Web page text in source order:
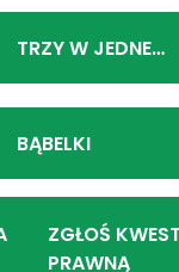
TRZY W JEDNEJ LINII
BĄBELKI
ZGŁOŚ
PRAWNĄ